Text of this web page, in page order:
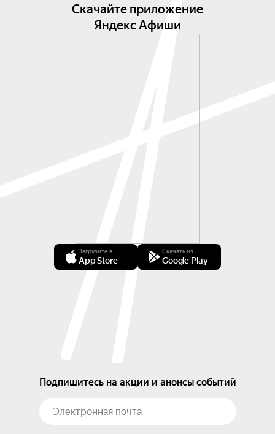
Скачайте приложение
Яндекс Афиши
Загрузите в
App Store
Скачать из
Google Play
Подпишитесь на акции и анонсы событий